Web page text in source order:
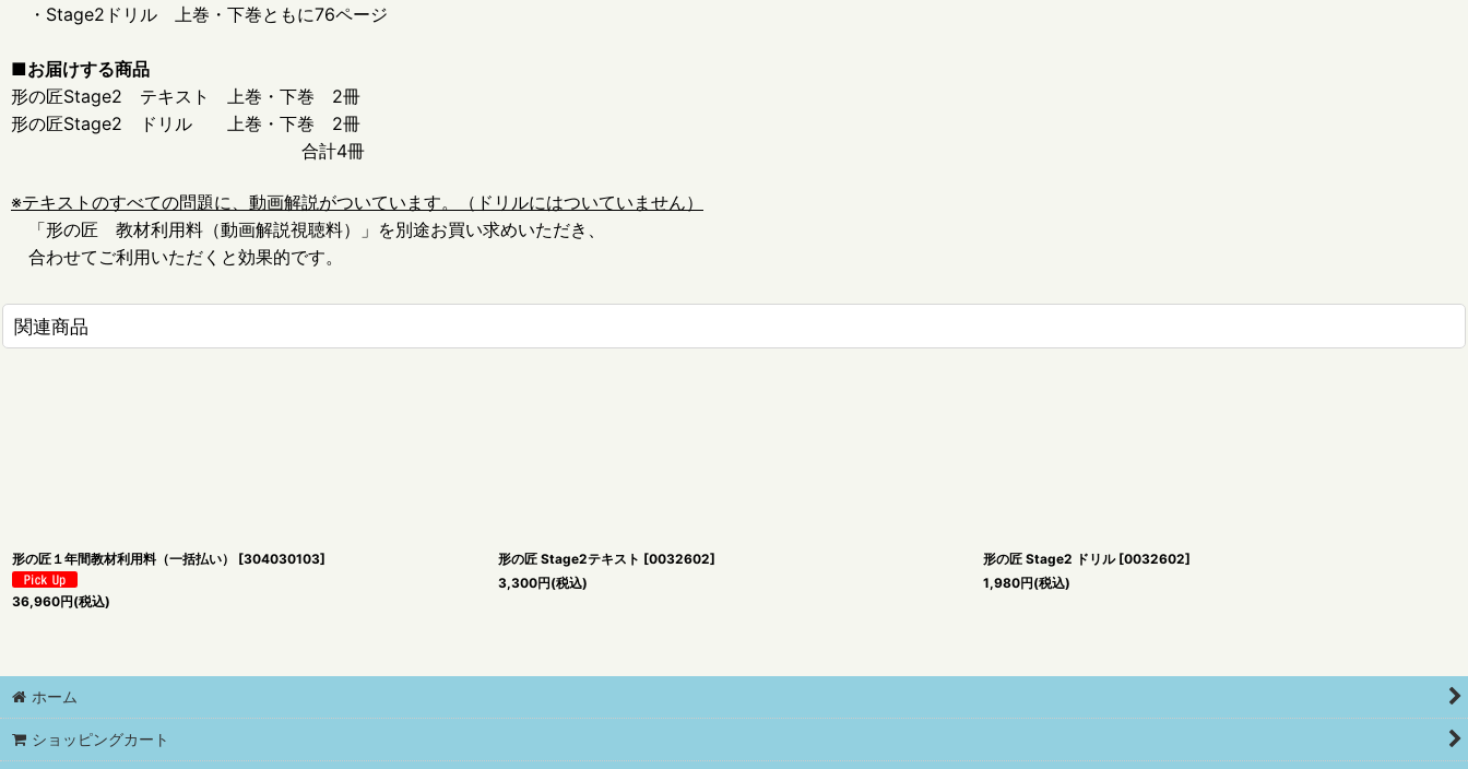
・Stage2ドリル 上巻・下巻ともに76ページ
■お届けする商品
形の匠Stage2 テキスト 上巻・下巻 2冊
形の匠Stage2 ドリル 上巻・下巻 2冊
合計4冊
※テキストのすべての問題に、動画解説がついています。（ドリルにはついていません）
「形の匠 教材利用料（動画解説視聴料）」を別途お買い求めいただき、
合わせてご利用いただくと効果的です。
関連商品
形の匠１年間教材利用料（一括払い） [304030103]
36,960円(税込)
形の匠 Stage2テキスト [0032602]
3,300円(税込)
形の匠 Stage2 ドリル [0032602]
1,980円(税込)
ホーム
ショッピングカート